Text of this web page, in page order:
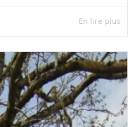
En lire plus